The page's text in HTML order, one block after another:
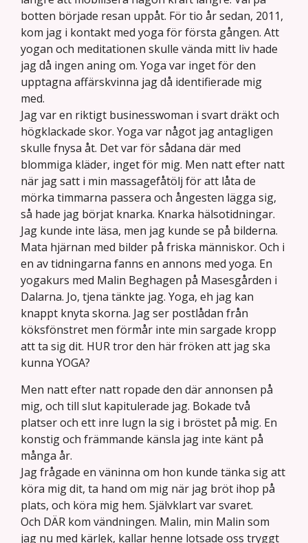
botten började resan uppåt. För tio år sedan, 2011,
kom jag i kontakt med yoga för första gången. Att
yogan och meditationen skulle vända mitt liv hade
jag då ingen aning om. Yoga var inget för den
upptagna affärskvinna jag då identifierade mig
med.
Jag var en riktigt businesswoman i svart dräkt och
högklackade skor. Yoga var något jag antagligen
skulle fnysa åt. Det var för sådana där med
blommiga kläder, inget för mig. Men natt efter natt
när jag satt i min massagefåtölj för att låta de
mörka timmarna passera och ångesten lägga sig,
så hade jag börjat knarka. Knarka hälsotidningar.
Jag kunde inte läsa, men jag kunde se på bilderna.
Mata hjärnan med bilder på friska människor. Och i
en av tidningarna fanns en annons med yoga. En
yogakurs med Malin Beghagen på Masesgården i
Dalarna. Jo, tjena tänkte jag. Yoga, eh jag kan
knappt knyta skorna. Jag ser postlådan från
köksfönstret men förmår inte min sargade kropp
att ta sig dit. HUR tror den här fröken att jag ska
kunna YOGA?
Men natt efter natt ropade den där annonsen på
mig, och till slut kapitulerade jag. Bokade två
platser och ett inre lugn la sig i bröstet på mig. En
konstig och främmande känsla jag inte känt på
många år.
Jag frågade en väninna om hon kunde tänka sig att
köra mig dit, ta hand om mig när jag bröt ihop på
plats, och köra mig hem. Självklart var svaret.
Och DÄR kom vändningen. Malin, min Malin som
jag nu med kärlek, kallar henne lotsade oss tryggt